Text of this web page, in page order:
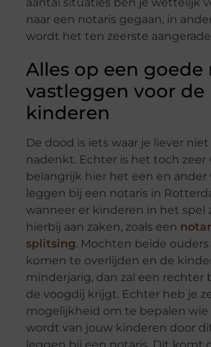
naar een notaris gegaan, in
wordt het ten zeerste
Alles op een goede
vastleggen voor de
kinderen
De dood is iets waar je liever
nadenkt. Echter is het toch zeer
belangrijk hier het een en ander
leggen bij een notaris in
wanneer er kinderen in het spel
hierbij aan zaken, zoals een
splitsing. Mochten beide
komen te overlijden en de
minderjarig, dan zal een rechter
de voogdij krijgt. Echter heb je
mogelijkheid om te bepalen wie
wordt van jouw kinderen door